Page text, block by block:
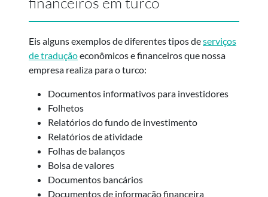
Eis alguns exemplos de diferentes tipos deserviços
de traduçãoeconômicos e financeiros que nossa
empresa realiza para o turco:
Documentos informativos para investidores
Folhetos
Relatórios do fundo de investimento
Relatórios de atividade
Folhas de balanços
Bolsa de valores
Documentos bancários
Documentos de informação financeira